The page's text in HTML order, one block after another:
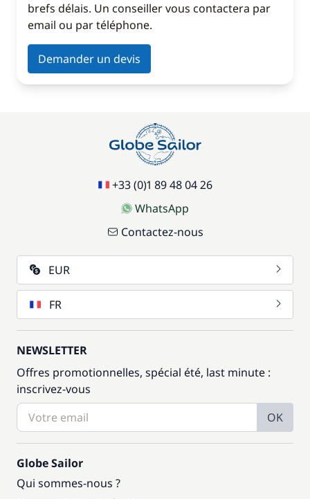
brefs délais. Un conseiller vous contactera par
email ou par téléphone.
Demander un devis
+33 (0)1 89 48 04 26
WhatsApp
Contactez-nous
EUR
FR
NEWSLETTER
Offres promotionnelles, spécial été, last minute :
inscrivez-vous
OK
Globe Sailor
Qui sommes-nous ?